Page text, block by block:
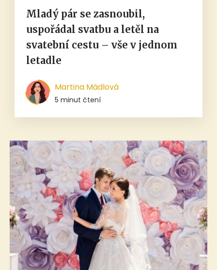
Mladý pár se zasnoubil,
uspořádal svatbu a letěl na
svatební cestu – vše v jednom
letadle
Martina Mádlová
5 minut čtení